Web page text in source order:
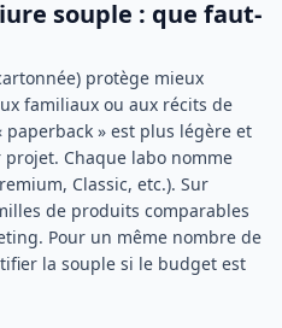
souple : que faut-
protège mieux
familiaux ou aux récits de
» est plus légère et
Chaque labo nomme
Classic, etc.). Sur
de produits comparables
Pour un même nombre de
la souple si le budget est